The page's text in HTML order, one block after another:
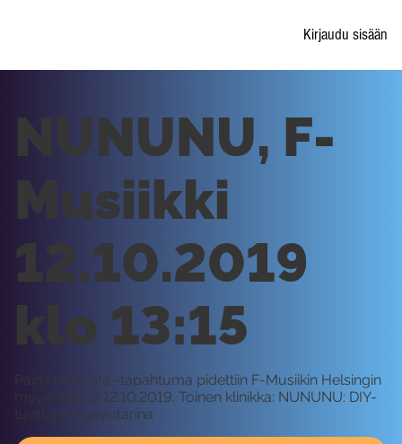
Kirjaudu sisään
NUNUNU, F-
Musiikki
12.10.2019
klo 13:15
Paina punaista -tapahtuma pidettiin F-Musiikin Helsingin
myymälässä 12.10.2019. Toinen klinikka: NUNUNU: DIY-
tuottajan kasvutarina